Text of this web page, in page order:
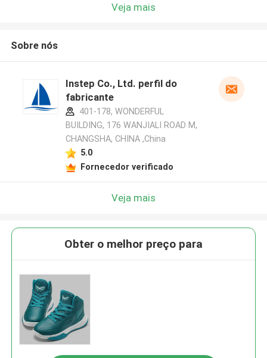
Veja mais
Sobre nós
Instep Co., Ltd. perfil do
fabricante
401-178, WONDERFUL
BUILDING, 176 WANJIALI ROAD M,
CHANGSHA, CHINA ,China
5.0
Fornecedor verificado
Veja mais
Obter o melhor preço para